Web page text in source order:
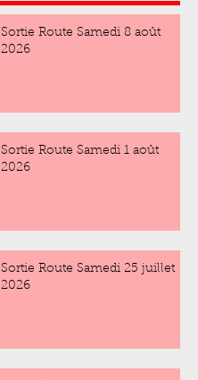
Sortie Route Samedi 8 août
2026
Sortie Route Samedi 1 août
2026
Sortie Route Samedi 25 juillet
2026